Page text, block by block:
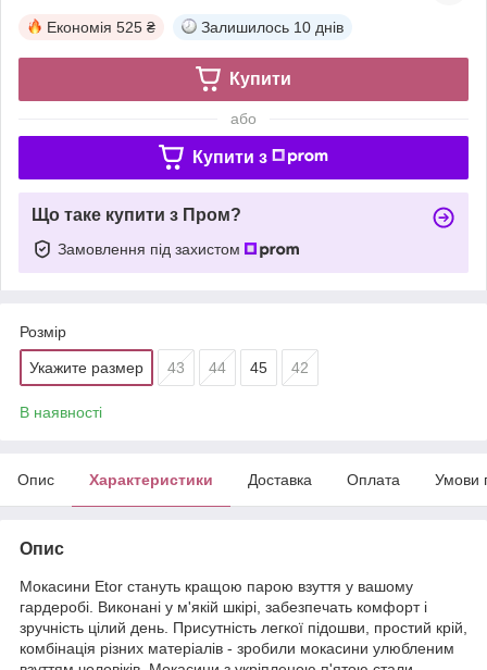
Економія 525 ₴ Залишилось 10 днів
Купити
або
Купити з
Що таке купити з Пром?
Замовлення під захистом
Розмір
Укажите размер 43 44 45 42
В наявності
Опис Характеристики Доставка Оплата Умови
Опис
Мокасини Etor стануть кращою парою взуття у вашому
гардеробі. Виконані у м'якій шкірі, забезпечать комфорт і
зручність цілий день. Присутність легкої підошви, простий крій,
комбінація різних матеріалів - зробили мокасини улюбленим